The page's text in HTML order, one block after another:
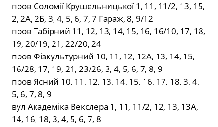
пров Соломії Крушельницької 1, 11, 11/2, 13, 15,
2, 2А, 2Б, 3, 4, 5, 6, 7, 7 Гараж, 8, 9/12
пров Табірний 11, 12, 13, 14, 15, 16, 16/10, 17, 18,
19, 20/19, 21, 22/20, 24
пров Фізкультурний 10, 11, 12, 12А, 13, 14, 15,
16/28, 17, 19, 21, 23/26, 3, 4, 5, 6, 7, 8, 9
пров Ясний 10, 11, 12, 13, 14, 15, 16, 17, 18, 3, 4,
5, 6, 7, 8, 9
вул Академіка Векслера 1, 11, 11/2, 12, 13, 13А,
14, 16, 18, 3, 4, 5, 6, 7, 8